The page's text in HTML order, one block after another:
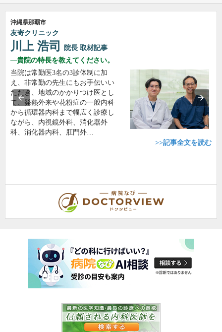
沖縄県那覇市
友寄クリニック
川上 浩司 院長 取材記事
貴院の特長を教えてください。
当院は常勤医3名の3診体制に加
え、非常勤の先生にもお手伝いい
ただき、地域のかかりつけ医とし
て、発熱外来や花粉症の一般内科
から循環器内科まで幅広く診療し
ながら、内視鏡外科、消化器外
科、消化器内科、肛門外…
>>記事全文を読む